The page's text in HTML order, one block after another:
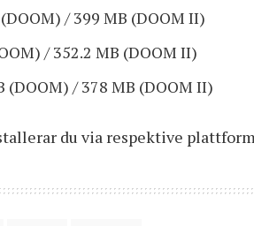
/ 399 MB (DOOM II)
/ 352.2 MB (DOOM II)
(DOOM) / 378 MB (DOOM II)
du via respektive